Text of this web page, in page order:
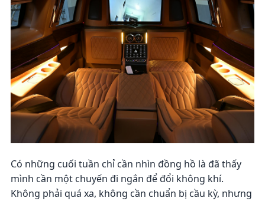
Có những cuối tuần chỉ cần nhìn đồng hồ là đã thấy
mình cần một chuyến đi ngắn để đổi không khí.
Không phải quá xa, không cần chuẩn bị cầu kỳ, nhưng